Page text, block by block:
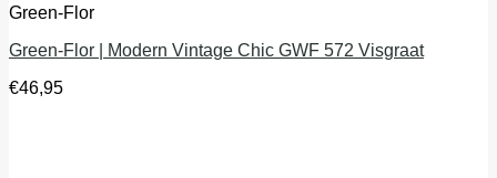
Green-Flor
Green-Flor | Modern Vintage Chic GWF 572 Visgraat
€46,95